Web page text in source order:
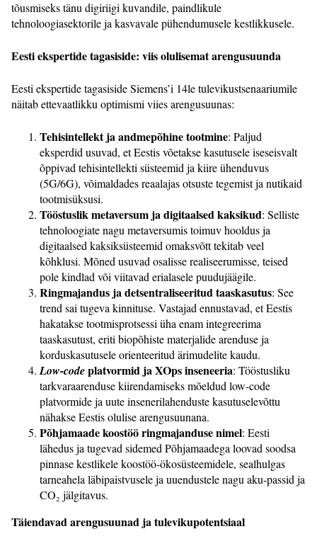
tõusmiseks tänu digiriigi kuvandile, paindlikule
tehnoloogiasektorile ja kasvavale pühendumusele kestlikkusele.
Eesti ekspertide tagasiside: viis olulisemat arengusuunda
Eesti ekspertide tagasiside Siemens’i 14le tulevikustsenaariumile
näitab ettevaatlikku optimismi viies arengusuunas:
Tehisintellekt ja andmepõhine tootmine: Paljud
eksperdid usuvad, et Eestis võetakse kasutusele iseseisvalt
õppivad tehisintellekti süsteemid ja kiire ühenduvus
(5G/6G), võimaldades reaalajas otsuste tegemist ja nutikaid
tootmisüksusi.
Tööstuslik metaversum ja digitaalsed kaksikud: Selliste
tehnoloogiate nagu metaversumis toimuv hooldus ja
digitaalsed kaksiksüsteemid omaksvõtt tekitab veel
kõhklusi. Mõned usuvad osalisse realiseerumisse, teised
pole kindlad või viitavad erialasele puudujäägile.
Ringmajandus ja detsentraliseeritud taaskasutus: See
trend sai tugeva kinnituse. Vastajad ennustavad, et Eestis
hakatakse tootmisprotsessi üha enam integreerima
taaskasutust, eriti biopõhiste materjalide arenduse ja
korduskasutusele orienteeritud ärimudelite kaudu.
Low-codeplatvormid ja XOps inseneeria: Tööstusliku
tarkvaraarenduse kiirendamiseks mõeldud low-code
platvormide ja uute insenerilahenduste kasutuselevõttu
nähakse Eestis olulise arengusuunana.
Põhjamaade koostöö ringmajanduse nimel: Eesti
lähedus ja tugevad sidemed Põhjamaadega loovad soodsa
pinnase kestlikele koostöö-ökosüsteemidele, sealhulgas
tarneahela läbipaistvusele ja uuendustele nagu aku-passid ja
CO₂ jälgitavus.
Täiendavad arengusuunad ja tulevikupotentsiaal